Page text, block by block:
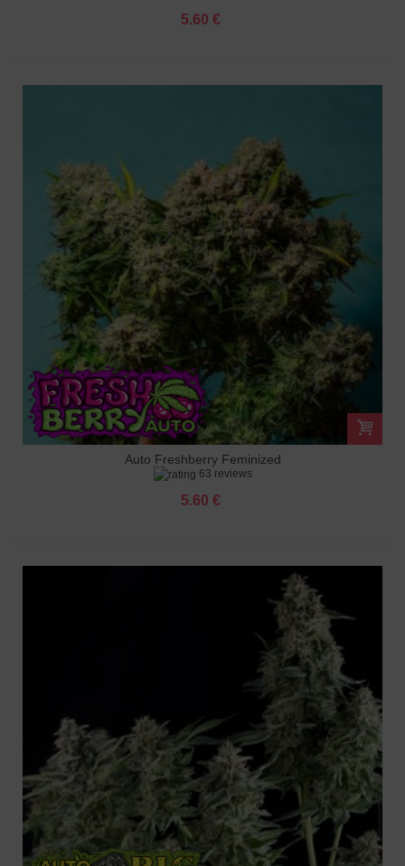
5.60 €
Auto Freshberry Feminized
63 reviews
5.60 €